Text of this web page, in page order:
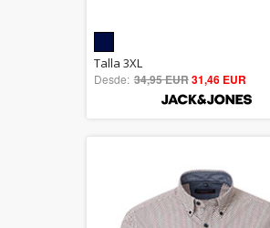
out of 5
Talla 3XL
Desde: 34,95 EUR31,46 EUR